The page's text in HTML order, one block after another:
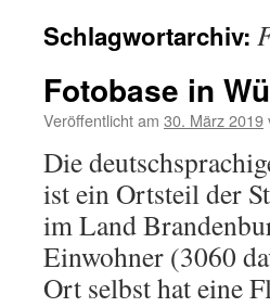
Schlagwortarchiv:
Fotobase in
Veröffentlicht am 30. März 2019
Die
ist ein Ortsteil der
im Land
Einwohner (3060
Ort selbst hat eine